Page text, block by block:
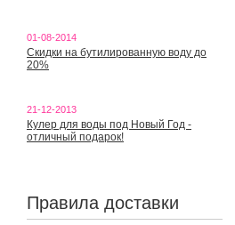
01-08-2014
Скидки на бутилированную воду до
20%
21-12-2013
Кулер для воды под Новый Год -
отличный подарок!
Правила доставки